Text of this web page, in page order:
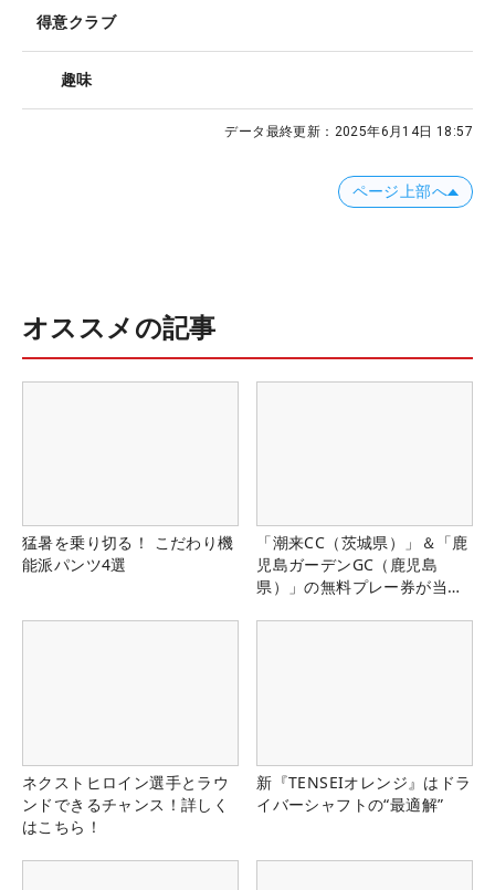
得意クラブ
趣味
データ最終更新： 2025年6月14日 18:57
ページ上部へ
オススメの記事
猛暑を乗り切る！ こだわり機
能派パンツ4選
「潮来CC（茨城県）」＆「鹿
児島ガーデンGC（鹿児島
県）」の無料プレー券が当た
ネクストヒロイン選手とラウ
ンドできるチャンス！詳しく
はこちら！
新『TENSEIオレンジ』はドラ
イバーシャフトの“最適解”